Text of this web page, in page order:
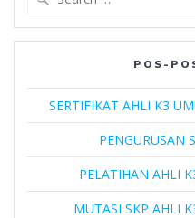
POS-
SERTIFIKAT AHLI K3
PENGURUSAN
PELATIHAN AHLI
MUTASI SKP AHLI